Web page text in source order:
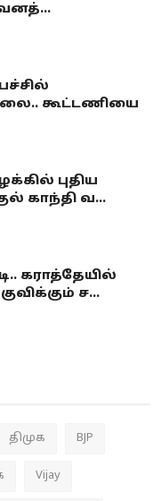
கூட்டணியை
புதிய
காந்தி வ...
கராத்தேயில்
ச...
திமுக BJP
Vijay